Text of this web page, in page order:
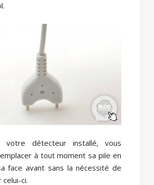
votre détecteur installé, vous
à tout moment sa pile en
face avant sans la nécessité de
ci.